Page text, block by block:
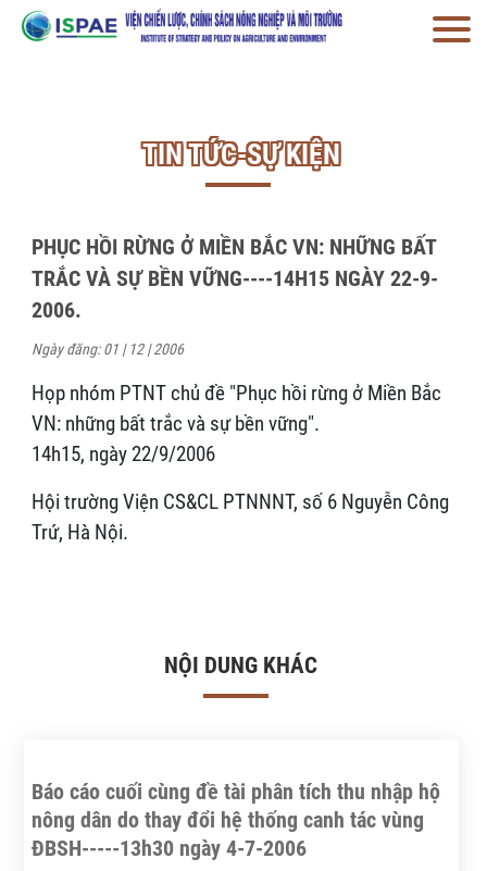
TIN TỨC-SỰ KIỆN
PHỤC HỒI RỪNG Ở MIỀN BẮC VN: NHỮNG BẤT
TRẮC VÀ SỰ BỀN VỮNG----14H15 NGÀY 22-9-
2006.
Ngày đăng: 01 | 12 | 2006
Họp nhóm PTNT chủ đề "Phục hồi rừng ở Miền Bắc
VN: những bất trắc và sự bền vững".
14h15, ngày 22/9/2006
Hội trường Viện CS&CL PTNNNT, số 6 Nguyễn Công
Trứ, Hà Nội.
NỘI DUNG KHÁC
Báo cáo cuối cùng đề tài phân tích thu nhập hộ
nông dân do thay đổi hệ thống canh tác vùng
ĐBSH-----13h30 ngày 4-7-2006